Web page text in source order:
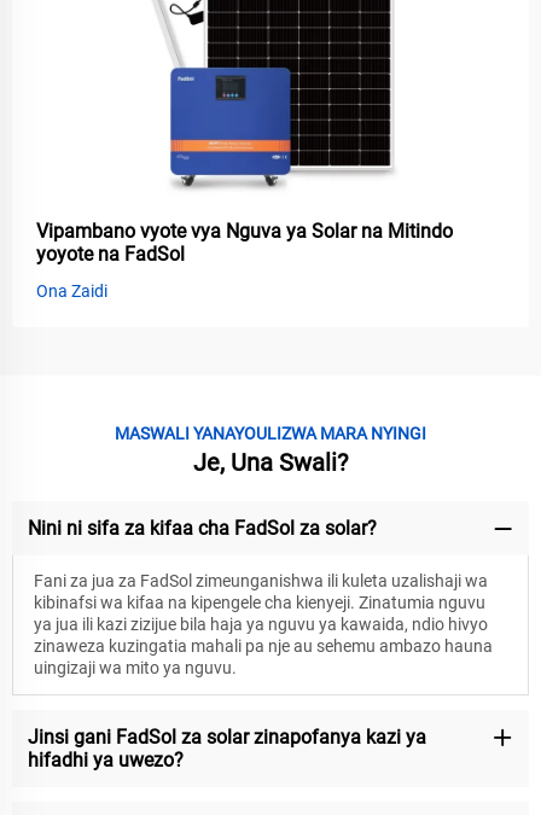
Vipambano vyote vya Nguva ya Solar na Mitindo
yoyote na FadSol
Ona Zaidi
MASWALI YANAYOULIZWA MARA NYINGI
Je, Una Swali?
Nini ni sifa za kifaa cha FadSol za solar?
Fani za jua za FadSol zimeunganishwa ili kuleta uzalishaji wa
kibinafsi wa kifaa na kipengele cha kienyeji. Zinatumia nguvu
ya jua ili kazi zizijue bila haja ya nguvu ya kawaida, ndio hivyo
zinaweza kuzingatia mahali pa nje au sehemu ambazo hauna
uingizaji wa mito ya nguvu.
Jinsi gani FadSol za solar zinapofanya kazi ya
hifadhi ya uwezo?